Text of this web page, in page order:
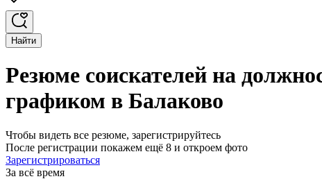
Найти
Резюме соискателей на
графиком в Балаково
Чтобы видеть все резюме, зарегистрируйтесь
После регистрации покажем ещё 8 и откроем фото
Зарегистрироваться
За всё время